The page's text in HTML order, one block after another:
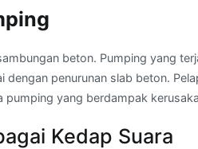
beton. Pumping yang
dengan penurunan slab beton.
pumping yang berdampak
Kedap Suara